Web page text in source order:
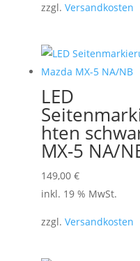
zzgl. Versandkosten
LED
hten
MX-5 NA/
149,00 €
inkl. 19 % MwSt.
zzgl. Versandkosten